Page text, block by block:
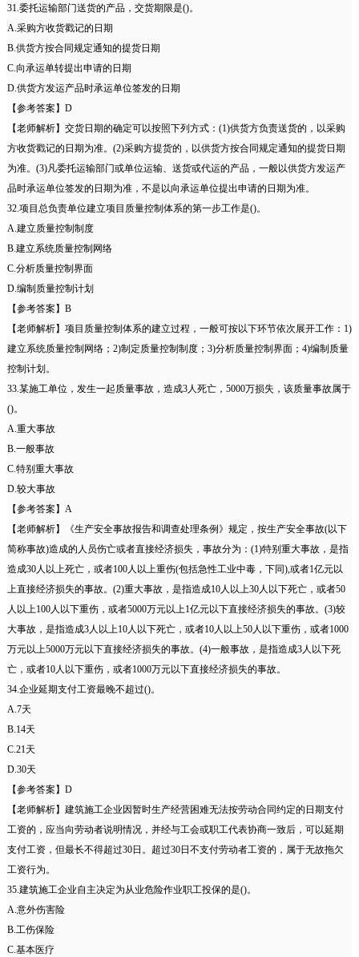
31.委托运输部门送货的产品，交货期限是()。
A.采购方收货戳记的日期
B.供货方按合同规定通知的提货日期
C.向承运单转提出申请的日期
D.供货方发运产品时承运单位签发的日期
【参考答案】D
【老师解析】交货日期的确定可以按照下列方式：(1)供货方负责送货的，以采购
方收货戳记的日期为准。(2)采购方提货的，以供货方按合同规定通知的提货日期
为准。(3)凡委托运输部门或单位运输、送货或代运的产品，一般以供货方发运产
品时承运单位签发的日期为准，不是以向承运单位提出申请的日期为准。
32.项目总负责单位建立项目质量控制体系的第一步工作是()。
A.建立质量控制制度
B.建立系统质量控制网络
C.分析质量控制界面
D.编制质量控制计划
【参考答案】B
【老师解析】项目质量控制体系的建立过程，一般可按以下环节依次展开工作：1)
建立系统质量控制网络；2)制定质量控制制度；3)分析质量控制界面；4)编制质量
控制计划。
33.某施工单位，发生一起质量事故，造成3人死亡，5000万损失，该质量事故属于
()。
A.重大事故
B.一般事故
C.特别重大事故
D.较大事故
【参考答案】A
【老师解析】《生产安全事故报告和调查处理条例》规定，按生产安全事故(以下
简称事故)造成的人员伤亡或者直接经济损失，事故分为：(1)特别重大事故，是指
造成30人以上死亡，或者100人以上重伤(包括急性工业中毒，下同),或者1亿元以
上直接经济损失的事故。(2)重大事故，是指造成10人以上30人以下死亡，或者50
人以上100人以下重伤，或者5000万元以上1亿元以下直接经济损失的事故。(3)较
大事故，是指造成3人以上10人以下死亡，或者10人以上50人以下重伤，或者1000
万元以上5000万元以下直接经济损失的事故。(4)一般事故，是指造成3人以下死
亡，或者10人以下重伤，或者1000万元以下直接经济损失的事故。
34.企业延期支付工资最晚不超过()。
A.7天
B.14天
C.21天
D.30天
【参考答案】D
【老师解析】建筑施工企业因暂时生产经营困难无法按劳动合同约定的日期支付
工资的，应当向劳动者说明情况，并经与工会或职工代表协商一致后，可以延期
支付工资，但最长不得超过30日。超过30日不支付劳动者工资的，属于无故拖欠
工资行为。
35.建筑施工企业自主决定为从业危险作业职工投保的是()。
A.意外伤害险
B.工伤保险
C.基本医疗